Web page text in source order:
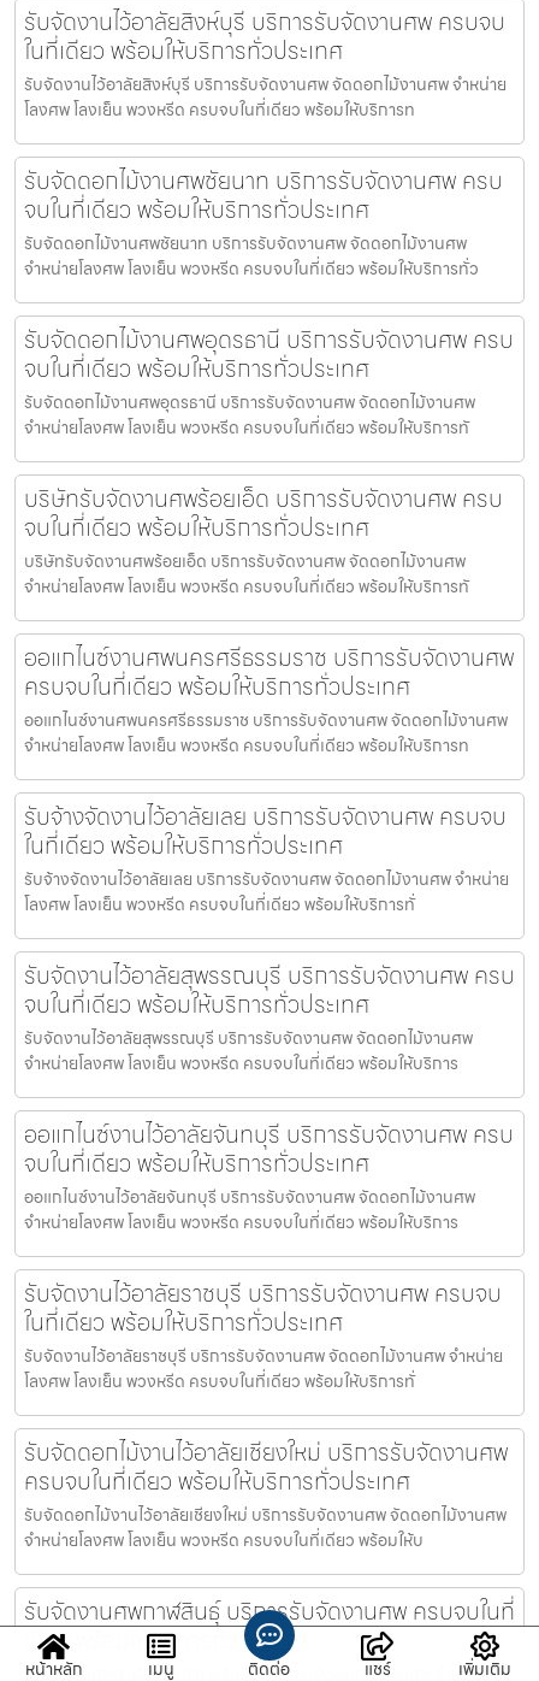
รับจัดงานไว้อาลัยสิงห์บุรี บริการรับจัดงานศพ ครบจบ
ในที่เดียว พร้อมให้บริการทั่วประเทศ
รับจัดงานไว้อาลัยสิงห์บุรี บริการรับจัดงานศพ จัดดอกไม้งานศพ จำหน่าย
โลงศพ โลงเย็น พวงหรีด ครบจบในที่เดียว พร้อมให้บริการท
รับจัดดอกไม้งานศพชัยนาท บริการรับจัดงานศพ ครบ
จบในที่เดียว พร้อมให้บริการทั่วประเทศ
รับจัดดอกไม้งานศพชัยนาท บริการรับจัดงานศพ จัดดอกไม้งานศพ
จำหน่ายโลงศพ โลงเย็น พวงหรีด ครบจบในที่เดียว พร้อมให้บริการทั่ว
รับจัดดอกไม้งานศพอุดรธานี บริการรับจัดงานศพ ครบ
จบในที่เดียว พร้อมให้บริการทั่วประเทศ
รับจัดดอกไม้งานศพอุดรธานี บริการรับจัดงานศพ จัดดอกไม้งานศพ
จำหน่ายโลงศพ โลงเย็น พวงหรีด ครบจบในที่เดียว พร้อมให้บริการทั
บริษัทรับจัดงานศพร้อยเอ็ด บริการรับจัดงานศพ ครบ
จบในที่เดียว พร้อมให้บริการทั่วประเทศ
บริษัทรับจัดงานศพร้อยเอ็ด บริการรับจัดงานศพ จัดดอกไม้งานศพ
จำหน่ายโลงศพ โลงเย็น พวงหรีด ครบจบในที่เดียว พร้อมให้บริการทั
ออแกไนซ์งานศพนครศรีธรรมราช บริการรับจัดงานศพ
ครบจบในที่เดียว พร้อมให้บริการทั่วประเทศ
ออแกไนซ์งานศพนครศรีธรรมราช บริการรับจัดงานศพ จัดดอกไม้งานศพ
จำหน่ายโลงศพ โลงเย็น พวงหรีด ครบจบในที่เดียว พร้อมให้บริการท
รับจ้างจัดงานไว้อาลัยเลย บริการรับจัดงานศพ ครบจบ
ในที่เดียว พร้อมให้บริการทั่วประเทศ
รับจ้างจัดงานไว้อาลัยเลย บริการรับจัดงานศพ จัดดอกไม้งานศพ จำหน่าย
โลงศพ โลงเย็น พวงหรีด ครบจบในที่เดียว พร้อมให้บริการทั่
รับจัดงานไว้อาลัยสุพรรณบุรี บริการรับจัดงานศพ ครบ
จบในที่เดียว พร้อมให้บริการทั่วประเทศ
รับจัดงานไว้อาลัยสุพรรณบุรี บริการรับจัดงานศพ จัดดอกไม้งานศพ
จำหน่ายโลงศพ โลงเย็น พวงหรีด ครบจบในที่เดียว พร้อมให้บริการ
ออแกไนซ์งานไว้อาลัยจันทบุรี บริการรับจัดงานศพ ครบ
จบในที่เดียว พร้อมให้บริการทั่วประเทศ
ออแกไนซ์งานไว้อาลัยจันทบุรี บริการรับจัดงานศพ จัดดอกไม้งานศพ
จำหน่ายโลงศพ โลงเย็น พวงหรีด ครบจบในที่เดียว พร้อมให้บริการ
รับจัดงานไว้อาลัยราชบุรี บริการรับจัดงานศพ ครบจบ
ในที่เดียว พร้อมให้บริการทั่วประเทศ
รับจัดงานไว้อาลัยราชบุรี บริการรับจัดงานศพ จัดดอกไม้งานศพ จำหน่าย
โลงศพ โลงเย็น พวงหรีด ครบจบในที่เดียว พร้อมให้บริการทั่
รับจัดดอกไม้งานไว้อาลัยเชียงใหม่ บริการรับจัดงานศพ
ครบจบในที่เดียว พร้อมให้บริการทั่วประเทศ
รับจัดดอกไม้งานไว้อาลัยเชียงใหม่ บริการรับจัดงานศพ จัดดอกไม้งานศพ
จำหน่ายโลงศพ โลงเย็น พวงหรีด ครบจบในที่เดียว พร้อมให้บ
รับจัดงานศพกาฬสินธุ์ บริการรับจัดงานศพ ครบจบในที่
เดียว พร้อมให้บริการทั่วประเทศ
รับจัดงานศพกาฬสินธุ์ บริการรับจัดงานศพ จัดดอกไม้งานศพ จำหน่ายโลง
หน้าหลัก เมนู ติดต่อ แชร์ เพิ่มเติม